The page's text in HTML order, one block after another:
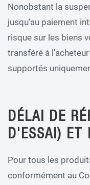
Nonobstant la
jusqu'au paiement
risque sur les biens
transféré à
supportés
DÉLAI DE
D'ESSAI) ET
Pour tous les
conformément au